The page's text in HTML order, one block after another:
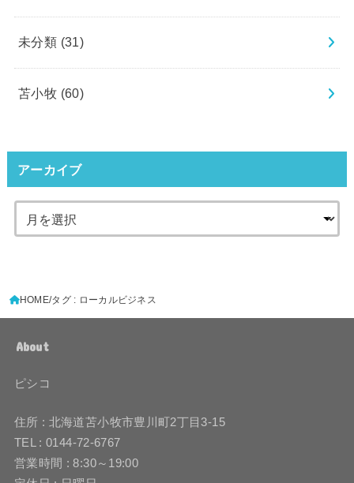
未分類 (31)
苫小牧 (60)
アーカイブ
HOME タグ : ローカルビジネス
About
ピシコ
住所 : 北海道苫小牧市豊川町2丁目3-15
TEL : 0144-72-6767
営業時間 : 8:30～19:00